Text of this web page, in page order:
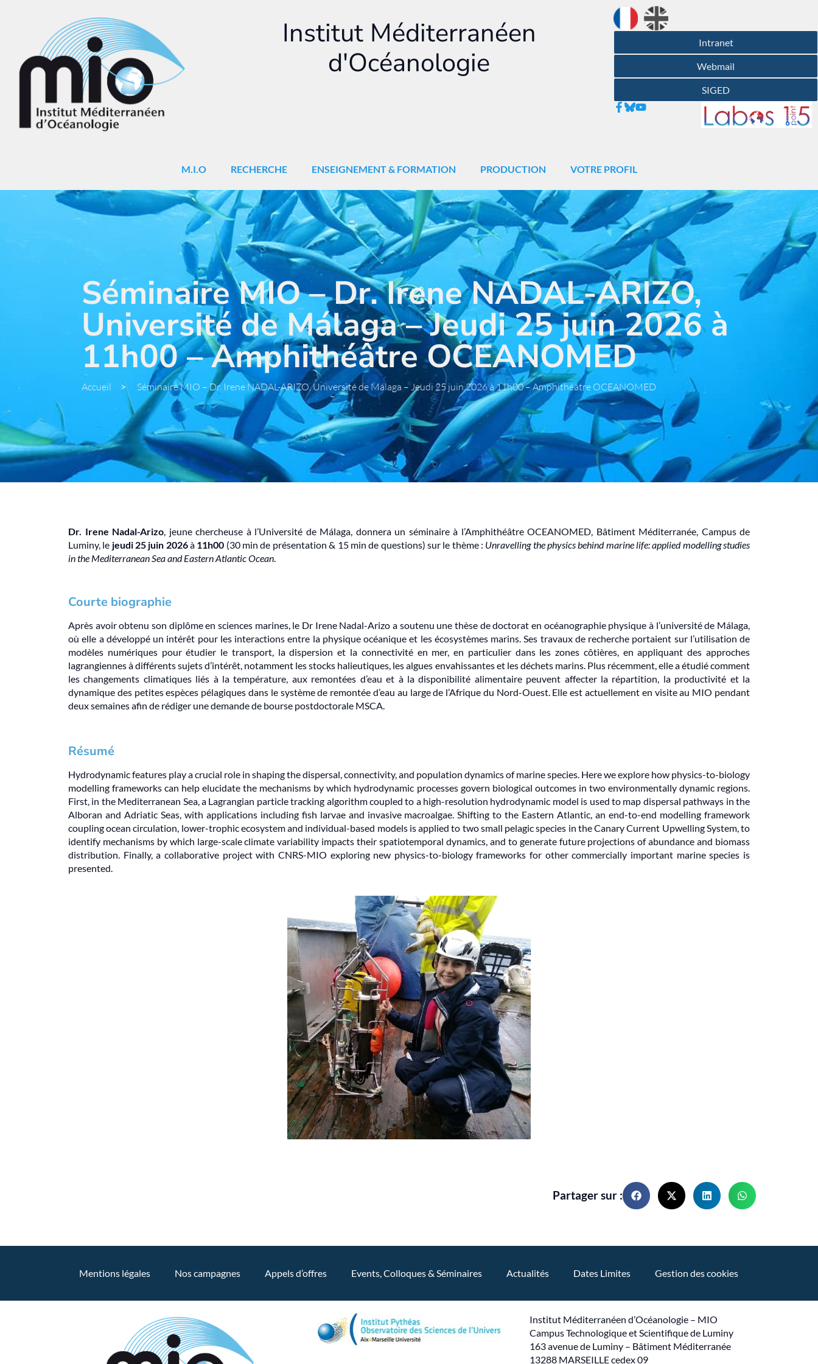
Institut Méditerranéen
d'Océanologie
Intranet
Webmail
SIGED
M.I.O RECHERCHE ENSEIGNEMENT & FORMATION PRODUCTION VOTRE PROFIL
Séminaire MIO – Dr. Irene NADAL-ARIZO,
Université de Málaga – Jeudi 25 juin 2026 à
11h00 – Amphithéâtre OCEANOMED
Accueil > Séminaire MIO – Dr. Irene NADAL-ARIZO, Université de Málaga – Jeudi 25 juin 2026 à 11h00 – Amphithéâtre OCEANOMED
Dr. Irene Nadal-Arizo , jeune chercheuse à l’Université de Málaga, donnera un séminaire à l’Amphithéâtre OCEANOMED, Bâtiment Méditerranée, Campus de
Luminy, le jeudi 25 juin 2026à 11h00 (30 min de présentation & 15 min de questions) sur le thème : Unravelling the physics behind marine life: applied modelling studies
in the Mediterranean Sea and Eastern Atlantic Ocean
Courte biographie
Après avoir obtenu son diplôme en sciences marines, le Dr Irene Nadal-Arizo a soutenu une thèse de doctorat en océanographie physique à l’université de Málaga,
où elle a développé un intérêt pour les interactions entre la physique océanique et les écosystèmes marins. Ses travaux de recherche portaient sur l’utilisation de
modèles numériques pour étudier le transport, la dispersion et la connectivité en mer, en particulier dans les zones côtières, en appliquant des approches
lagrangiennes à différents sujets d’intérêt, notamment les stocks halieutiques, les algues envahissantes et les déchets marins. Plus récemment, elle a étudié comment
les changements climatiques liés à la température, aux remontées d’eau et à la disponibilité alimentaire peuvent affecter la répartition, la productivité et la
dynamique des petites espèces pélagiques dans le système de remontée d’eau au large de l’Afrique du Nord-Ouest. Elle est actuellement en visite au MIO pendant
deux semaines afin de rédiger une demande de bourse postdoctorale MSCA.
Résumé
Hydrodynamic features play a crucial role in shaping the dispersal, connectivity, and population dynamics of marine species. Here we explore how physics-to-biology
modelling frameworks can help elucidate the mechanisms by which hydrodynamic processes govern biological outcomes in two environmentally dynamic regions.
First, in the Mediterranean Sea, a Lagrangian particle tracking algorithm coupled to a high-resolution hydrodynamic model is used to map dispersal pathways in the
Alboran and Adriatic Seas, with applications including fish larvae and invasive macroalgae. Shifting to the Eastern Atlantic, an end-to-end modelling framework
coupling ocean circulation, lower-trophic ecosystem and individual-based models is applied to two small pelagic species in the Canary Current Upwelling System, to
identify mechanisms by which large-scale climate variability impacts their spatiotemporal dynamics, and to generate future projections of abundance and biomass
distribution. Finally, a collaborative project with CNRS-MIO exploring new physics-to-biology frameworks for other commercially important marine species is
presented.
Partager sur :
Mentions légales Nos campagnes Appels d’offres Events, Colloques & Séminaires Actualités Dates Limites Gestion des cookies
Institut Méditerranéen d’Océanologie – MIO
Campus Technologique et Scientifique de Luminy
163 avenue de Luminy – Bâtiment Méditerranée
13288 MARSEILLE cedex 09